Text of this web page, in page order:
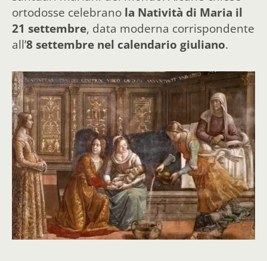
ortodosse celebrano la Natività di Maria il
21 settembre, data moderna corrispondente
all’8 settembre nel calendario giuliano.